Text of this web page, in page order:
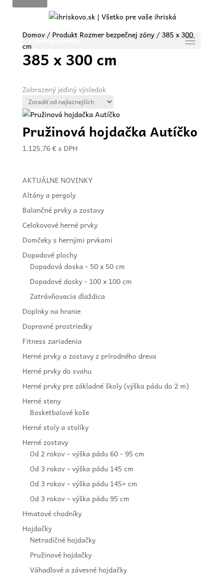
Vyberte stranu
Domov/ Produkt Rozmer bezpečnej zóny / 385 x 300
cm
385 x 300 cm
Zobrazený jediný výsledok
Pružinová hojdačka Autíčko
1.125,76€ s DPH
AKTUÁLNE NOVINKY
Altány a pergoly
Balančné prvky a zostavy
Celokovové herné prvky
Domčeky s hernými prvkami
Dopadové plochy
Dopadová doska - 50 x 50 cm
Dopadové dosky - 100 x 100 cm
Zatrávňovacia dlaždica
Doplnky na hranie
Dopravné prostriedky
Fitness zariadenia
Herné prvky a zostavy z prírodného dreva
Herné prvky do svahu
Herné prvky pre základné školy (výška pádu do 2 m)
Herné steny
Basketbalové koše
Herné stoly a stolíky
Herné zostavy
Od 2 rokov – výška pádu 60 - 95 cm
Od 3 rokov – výška pádu 145 cm
Od 3 rokov – výška pádu 145+ cm
Od 3 rokov – výška pádu 95 cm
Hmatové chodníky
Hojdačky
Netradičné hojdačky
Pružinové hojdačky
Váhadlové a závesné hojdačky